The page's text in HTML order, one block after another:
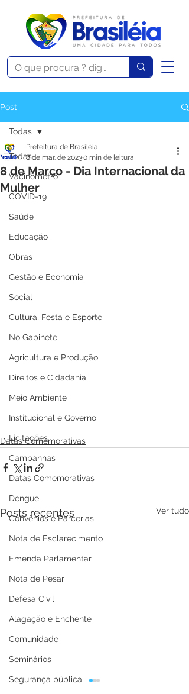
Post
Todas
Vacinômetro
COVID-19
Saúde
Educação
Obras
Gestão e Economia
Social
Cultura, Festa e Esporte
No Gabinete
Agricultura e Produção
Direitos e Cidadania
Meio Ambiente
Institucional e Governo
Licitações
Campanhas
Datas Comemorativas
Dengue
Convênios e Parcerias
Nota de Esclarecimento
Emenda Parlamentar
Nota de Pesar
Defesa Civil
Alagação e Enchente
Comunidade
Seminários
Segurança pública
Todas
8 de Março - Dia Internacional da
Mulher
Prefeitura de Brasiléia
8 de mar. de 20230 min de leitura
Datas Comemorativas
Posts recentes Ver tudo